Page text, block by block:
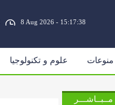
8 Aug 2026 - 15:17:39
منوعات علوم و تكنولوجيا
مــبــاشـــر